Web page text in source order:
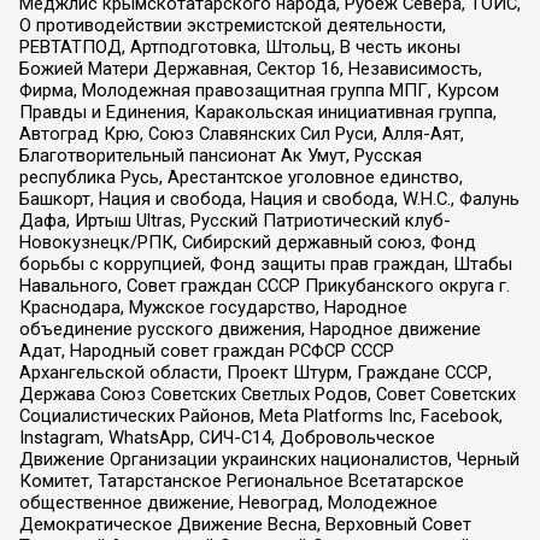
О противодействии экстремистской деятельности,
РЕВТАТПОД, Артподготовка, Штольц, В честь иконы
Божией Матери Державная, Сектор 16, Независимость,
Фирма, Молодежная правозащитная группа МПГ, Курсом
Правды и Единения, Каракольская инициативная группа,
Автоград Крю, Союз Славянских Сил Руси, Алля-Аят,
Благотворительный пансионат Ак Умут, Русская
республика Русь, Арестантское уголовное единство,
Башкорт, Нация и свобода, Нация и свобода, W.H.С., Фалунь
Дафа, Иртыш Ultras, Русский Патриотический клуб-
Новокузнецк/РПК, Сибирский державный союз, Фонд
борьбы с коррупцией, Фонд защиты прав граждан, Штабы
Навального, Совет граждан СССР Прикубанского округа г.
Краснодара, Мужское государство, Народное
объединение русского движения, Народное движение
Адат, Народный совет граждан РСФСР СССР
Архангельской области, Проект Штурм, Граждане СССР,
Держава Союз Советских Светлых Родов, Совет Советских
Социалистических Районов, Meta Platforms Inc, Facebook,
Instagram, WhatsApp, СИЧ-С14, Добровольческое
Движение Организации украинских националистов, Черный
Комитет, Татарстанское Региональное Всетатарское
общественное движение, Невоград, Молодежное
Демократическое Движение Весна, Верховный Совет